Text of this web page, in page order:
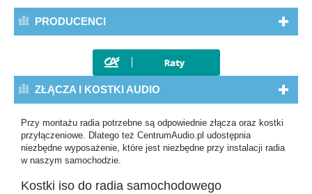
PRODUCENCI
ZŁĄCZA I KOSTKI AUDIO
Przy montażu radiapotrzebne są odpowiednie złącza oraz kostki
przyłączeniowe. Dlatego też CentrumAudio.pl udostępnia
niezbędne wyposażenie, które jest niezbędne przy instalacji radia
w naszym samochodzie.
Kostki iso do radia samochodowego